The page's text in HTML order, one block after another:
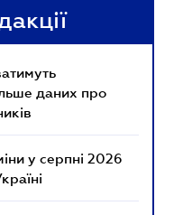
даних про
у серпні 2026